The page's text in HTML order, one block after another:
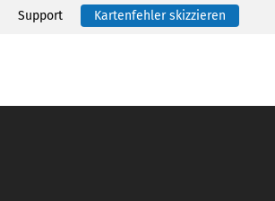
Support Kartenfehler skizzieren